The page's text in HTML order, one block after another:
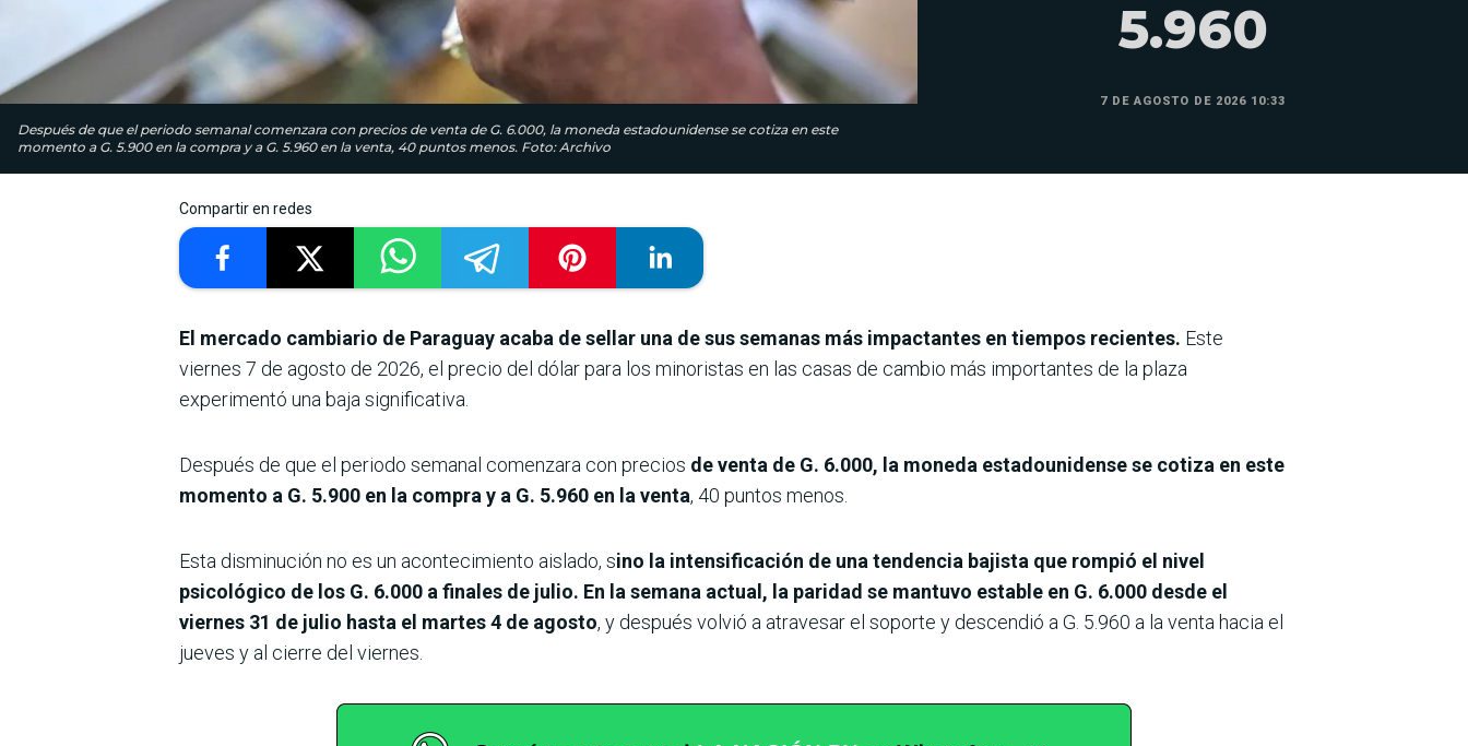
Después de que el periodo semanal comenzara con precios de venta de G. 6.000, la moneda estadounidense se cotiza en este
momento a G. 5.900 en la compra y a G. 5.960 en la venta, 40 puntos menos. Foto: Archivo
5.960
7 DE AGOSTO DE 2026 10:33
Compartir en redes
El mercado cambiario de Paraguay acaba de sellar una de sus semanas más impactantes en tiempos recientes. Este
viernes 7 de agosto de 2026, el precio del dólar para los minoristas en las casas de cambio más importantes de la plaza
experimentó una baja significativa.
Después de que el periodo semanal comenzara con precios de venta de G. 6.000, la moneda estadounidense se cotiza en este
momento a G. 5.900 en la compra y a G. 5.960 en la venta, 40 puntos menos.
Esta disminución no es un acontecimiento aislado, sino la intensificación de una tendencia bajista que rompió el nivel
psicológico de los G. 6.000 a finales de julio. En la semana actual, la paridad se mantuvo estable en G. 6.000 desde el
viernes 31 de julio hasta el martes 4 de agosto, y después volvió a atravesar el soporte y descendió a G. 5.960 a la venta hacia el
jueves y al cierre del viernes.